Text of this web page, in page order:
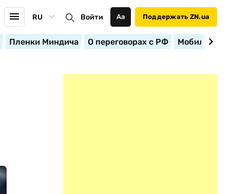
RU Войти Аа Поддержать ZN.ua
Пленки Миндича О переговорах с РФ